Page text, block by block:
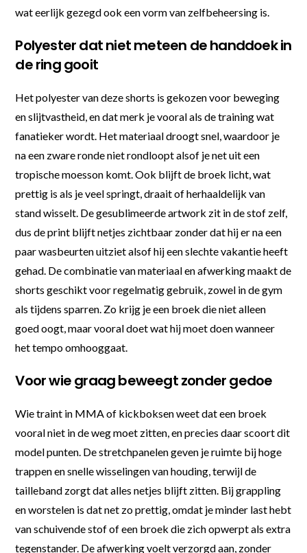
wat eerlijk gezegd ook een vorm van zelfbeheersing is.
Polyester dat niet meteen de handdoek in
de ring gooit
Het polyester van deze shorts is gekozen voor beweging
en slijtvastheid, en dat merk je vooral als de training wat
fanatieker wordt. Het materiaal droogt snel, waardoor je
na een zware ronde niet rondloopt alsof je net uit een
tropische moesson komt. Ook blijft de broek licht, wat
prettig is als je veel springt, draait of herhaaldelijk van
stand wisselt. De gesublimeerde artwork zit in de stof zelf,
dus de print blijft netjes zichtbaar zonder dat hij er na een
paar wasbeurten uitziet alsof hij een slechte vakantie heeft
gehad. De combinatie van materiaal en afwerking maakt de
shorts geschikt voor regelmatig gebruik, zowel in de gym
als tijdens sparren. Zo krijg je een broek die niet alleen
goed oogt, maar vooral doet wat hij moet doen wanneer
het tempo omhooggaat.
Voor wie graag beweegt zonder gedoe
Wie traint in MMA of kickboksen weet dat een broek
vooral niet in de weg moet zitten, en precies daar scoort dit
model punten. De stretchpanelen geven je ruimte bij hoge
trappen en snelle wisselingen van houding, terwijl de
tailleband zorgt dat alles netjes blijft zitten. Bij grappling
en worstelen is dat net zo prettig, omdat je minder last hebt
van schuivende stof of een broek die zich opwerpt als extra
tegenstander. De afwerking voelt verzorgd aan, zonder